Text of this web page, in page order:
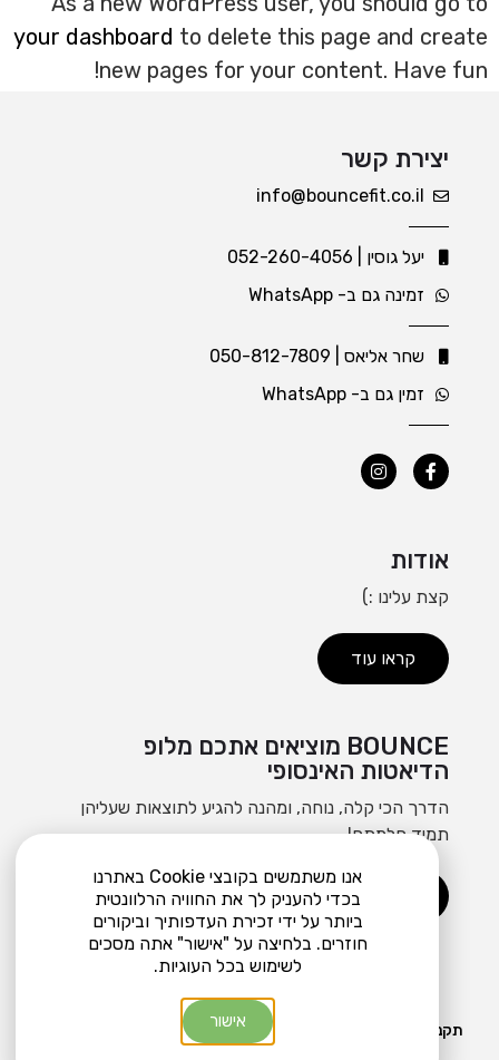
your dashboard to delete this page and create
new pages for your content. Have fun!
BOUNCE מוציאים אתכם מלופ
הדיאטות האינסופי
הדרך הכי קלה, נוחה, ומהנה להגיע לתוצאות שעליהן
תמיד חלמתם!
הצטרפו עכשיו
אודות
קצת עלינו :)
קראו עוד
יצירת קשר
info@bouncefit.co.il
יעל גוסין | ⁦052-260-4056⁩
זמינה גם ב- WhatsApp
שחר אליאס | 050-812-7809
זמין גם ב- WhatsApp
© 2021 כל הזכויות שמורות
תקנון ומדיניות פרטיות
אנו משתמשים בקובצי Cookie באתרנו
בכדי להעניק לך את החוויה הרלוונטית
ביותר על ידי זכירת העדפותיך וביקורים
חוזרים. בלחיצה על "אישור" אתה מסכים
לשימוש בכל העוגיות.
אישור